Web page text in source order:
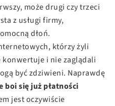
może drugi czy trzeci
z usługi firmy,
dłoń.
którzy żyli
i nie zaglądali
być zdziwieni. Naprawdę
boi się już płatności
jest oczywiście